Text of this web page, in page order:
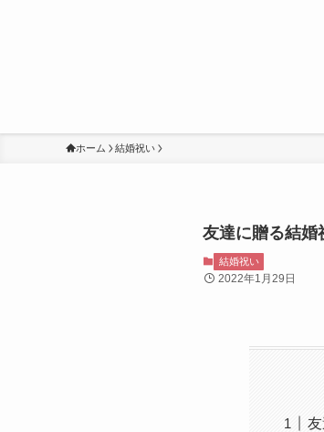
ホーム 結婚祝い
友達に贈る結婚
結婚祝い
2022年1月29日